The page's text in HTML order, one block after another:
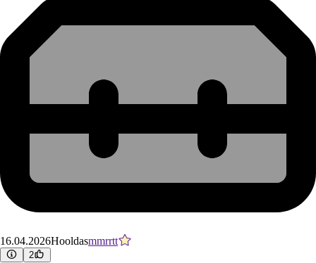
16.04.2026Hooldasmmrrtt
2